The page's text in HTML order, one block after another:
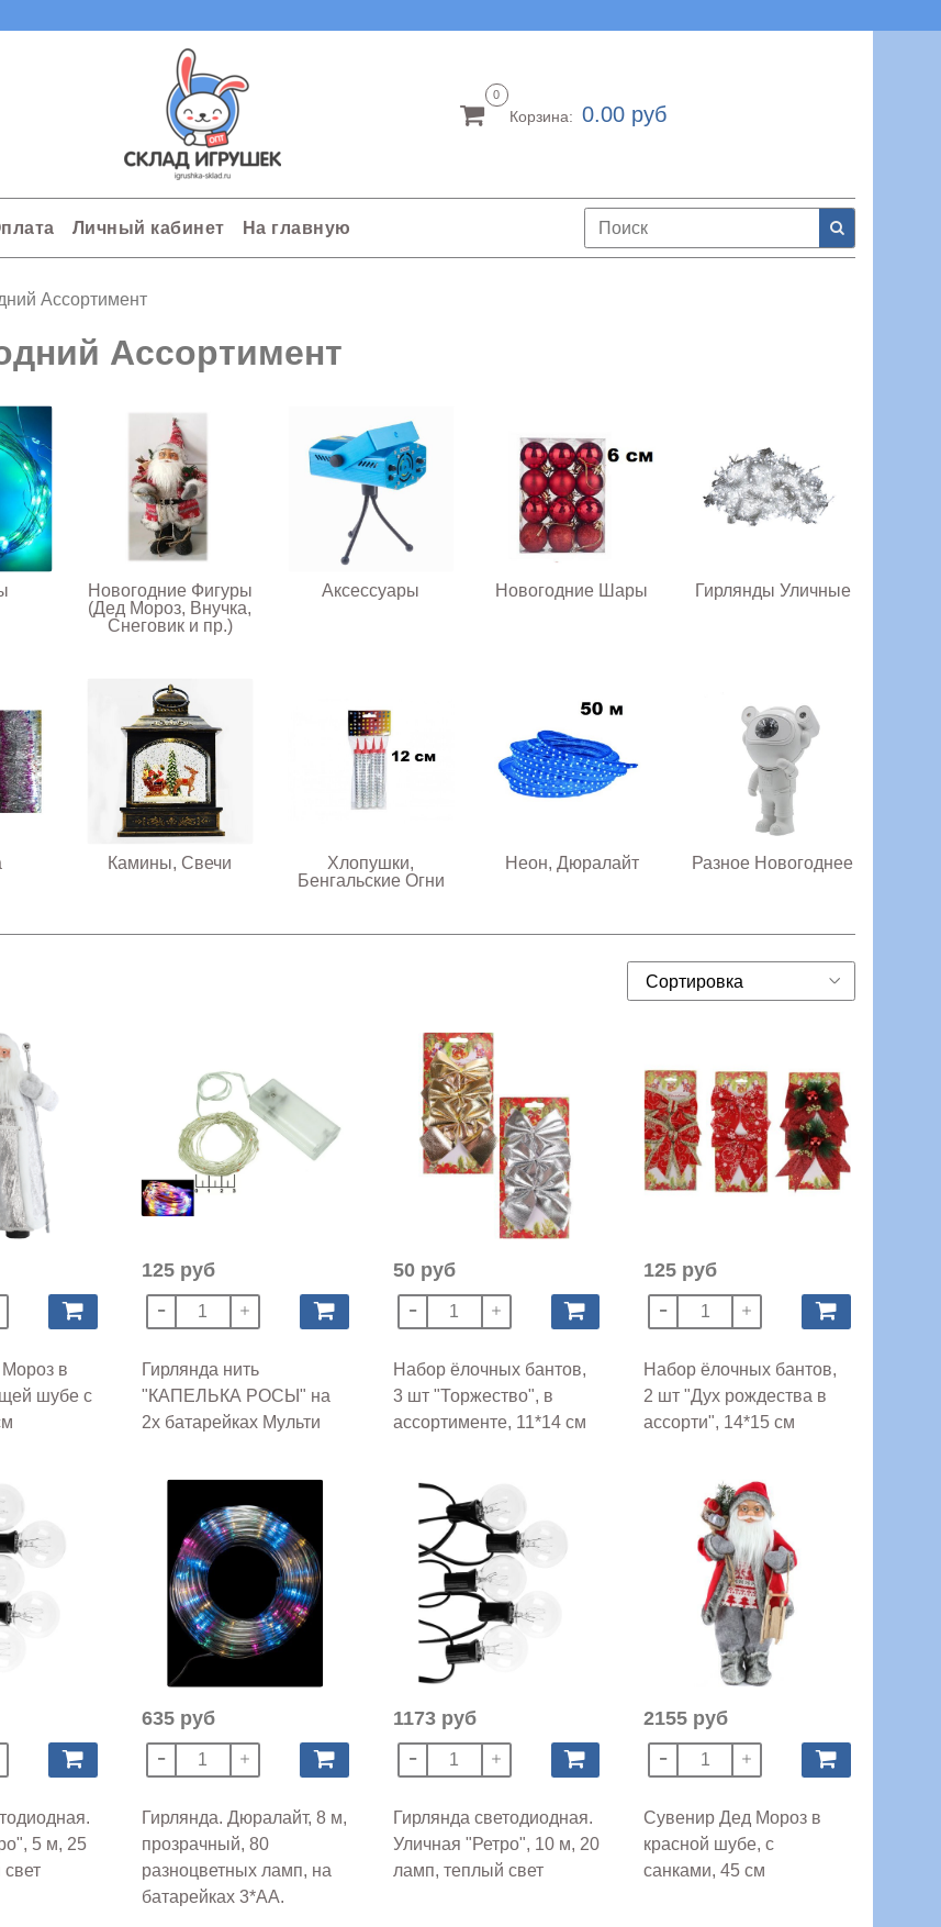
0
Корзина: 0.00 руб
Личный кабинет На главную
Ассортимент
Ассортимент
Новогодние Фигуры
(Дед Мороз, Внучка,
Снеговик и пр.)
Аксессуары Новогодние Шары Гирлянды Уличные
Камины, Свечи
Хлопушки,
Бенгальские Огни
Неон, Дюралайт Разное Новогоднее
в
шубе с
125 руб
Гирлянда нить
"КАПЕЛЬКА РОСЫ" на
2х батарейках Мульти
50 руб
Набор ёлочных бантов,
3 шт "Торжество", в
ассортименте, 11*14 см
125 руб
Набор ёлочных бантов,
2 шт "Дух рождества в
ассорти", 14*15 см
5 м, 25
635 руб
Гирлянда. Дюралайт, 8 м,
прозрачный, 80
разноцветных ламп, на
батарейках 3*AA.
1173 руб
Гирлянда светодиодная.
Уличная "Ретро", 10 м, 20
ламп, теплый свет
2155 руб
Сувенир Дед Мороз в
красной шубе, с
санками, 45 см